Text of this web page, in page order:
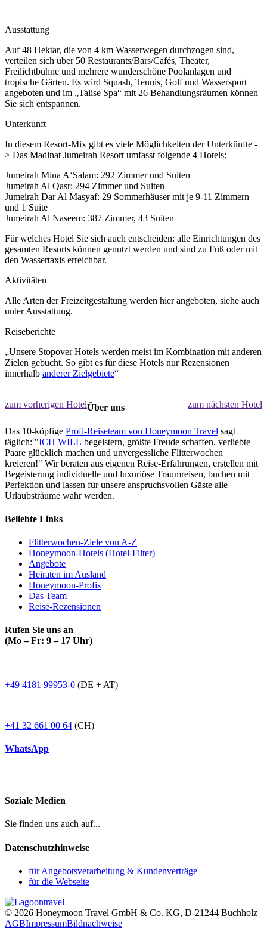
Ausstattung
Auf 48 Hektar, die von 4 km Wasserwegen durchzogen sind,
verteilen sich über 50 Restaurants/Bars/Cafés, Theater,
Freilichtbühne und mehrere wunderschöne Poolanlagen und
tropische Gärten. Es wird Squash, Tennis, Golf und Wassersport
angeboten und im „Talise Spa“ mit 26 Behandlungsräumen können
Sie sich entspannen.
Unterkunft
In diesem Resort-Mix gibt es viele Möglichkeiten der Unterkünfte -
> Das Madinat Jumeirah Resort umfasst folgende 4 Hotels:
Jumeirah Mina A‘Salam: 292 Zimmer und Suiten
Jumeirah Al Qasr: 294 Zimmer und Suiten
Jumeirah Dar Al Masyaf: 29 Sommerhäuser mit je 9-11 Zimmern
und 1 Suite
Jumeirah Al Naseem: 387 Zimmer, 43 Suiten
Für welches Hotel Sie sich auch entscheiden: alle Einrichtungen des
gesamten Resorts können genutzt werden und sind zu Fuß oder mit
den Wassertaxis erreichbar.
Aktivitäten
Alle Arten der Freizeitgestaltung werden hier angeboten, siehe auch
unter Ausstattung.
Reiseberichte
„Unsere Stopover Hotels werden meist im Kombination mit anderen
Zielen gebucht. So gibt es für diese Hotels nur Rezensionen
innerhalb anderer Zielgebiete“
zum vorherigen Hotel zum nächsten Hotel
Über uns
Das 10-köpfige Profi-Reiseteam von Honeymoon Travel sagt
täglich: "ICH WILL begeistern, größte Freude schaffen, verliebte
Paare glücklich machen und unvergessliche Flitterwochen
kreieren!" Wir beraten aus eigenen Reise-Erfahrungen, erstellen mit
Begeisterung individuelle und luxuriöse Traumreisen, buchen mit
Perfektion und lassen für unsere anspruchsvollen Gäste alle
Urlaubsträume wahr werden.
Beliebte Links
Flitterwochen-Ziele von A-Z
Honeymoon-Hotels (Hotel-Filter)
Angebote
Heiraten im Ausland
Honeymoon-Profis
Das Team
Reise-Rezensionen
Rufen Sie uns an
(Mo – Fr: 9 – 17 Uhr)
+49 4181 99953-0 (DE + AT)
+41 32 661 00 64 (CH)
WhatsApp
Soziale Medien
Sie finden uns auch auf...
Datenschutzhinweise
für Angebotsverarbeitung & Kundenverträge
für die Webseite
© 2026 Honeymoon Travel GmbH & Co. KG, D-21244 Buchholz
AGBImpressumBildnachweise